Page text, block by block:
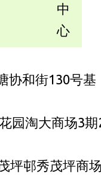
中
心
协和街130号基
园淘大商场3期
坪邨秀茂坪商